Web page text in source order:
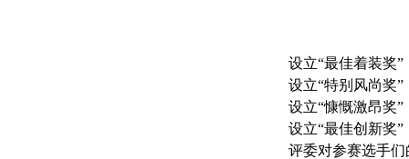
设立“最佳着装奖”
设立“特别风尚奖”
设立“慷慨激昂奖”
设立“最佳创新奖”
评委对参赛选手们